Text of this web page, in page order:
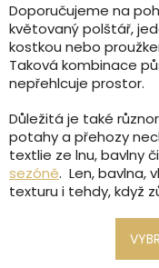
Doporučujeme na
květovaný polštář,
kostkou nebo
Taková kombinace
nepřehlcuje prostor.
Důležitá je také
potahy a přehozy
textlie ze lnu, bavlny
sezóně. Len, bavlna,
texturu i tehdy, když